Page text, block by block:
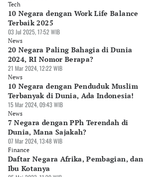
Tech
10 Negara dengan Work Life Balance
Terbaik 2025
03 Jul 2025, 17:52 WIB
News
20 Negara Paling Bahagia di Dunia
2024, RI Nomor Berapa?
21 Mar 2024, 12:22 WIB
News
10 Negara dengan Penduduk Muslim
Terbanyak di Dunia, Ada Indonesia!
15 Mar 2024, 09:43 WIB
News
7 Negara dengan PPh Terendah di
Dunia, Mana Sajakah?
07 Mar 2024, 13:48 WIB
Finance
Daftar Negara Afrika, Pembagian, dan
Ibu Kotanya